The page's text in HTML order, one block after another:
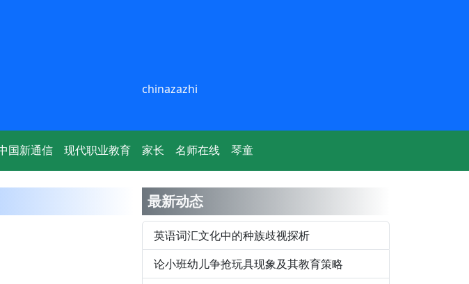
chinazazhi
国新通信 现代职业教育 家长 名师在线 琴童
最新动态
英语词汇文化中的种族歧视探析
论小班幼儿争抢玩具现象及其教育策略